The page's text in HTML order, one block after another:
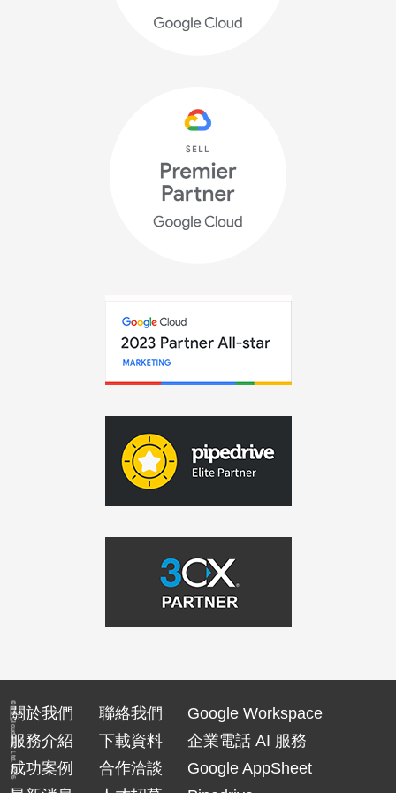
© TS Cloud Pte. Ltd. 2026
關於我們
服務介紹
成功案例
聯絡我們
下載資料
合作洽談
Google Workspace
企業電話 AI 服務
Google AppSheet